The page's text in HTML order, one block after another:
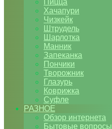
Пицца
Хачапури
Чизкейк
Штрудель
Шарлотка
Манник
Запеканка
Пончики
Творожник
Глазурь
Коврижка
Суфле
РАЗНОЕ
Обзор интернета
Бытовые вопросы